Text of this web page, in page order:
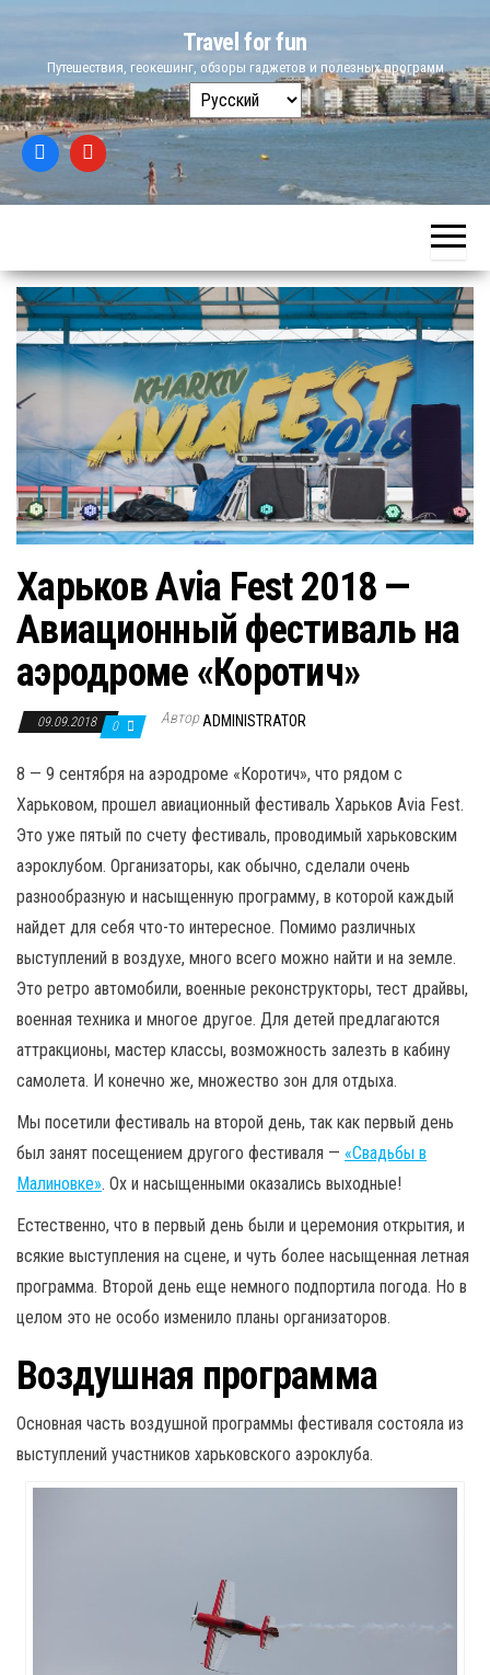
content
Travel for fun
Путешествия, геокешинг, обзоры гаджетов и полезных программ
Выбрать
язык
Харьков Avia Fest 2018 —
Авиационный фестиваль на
аэродроме «Коротич»
09.09.2018 0 АвторADMINISTRATOR
8 — 9 сентября на аэродроме «Коротич», что рядом с
Харьковом, прошел авиационный фестиваль Харьков Avia Fest.
Это уже пятый по счету фестиваль, проводимый харьковским
аэроклубом. Организаторы, как обычно, сделали очень
разнообразную и насыщенную программу, в которой каждый
найдет для себя что-то интересное. Помимо различных
выступлений в воздухе, много всего можно найти и на земле.
Это ретро автомобили, военные реконструкторы, тест драйвы,
военная техника и многое другое. Для детей предлагаются
аттракционы, мастер классы, возможность залезть в кабину
самолета. И конечно же, множество зон для отдыха.
Мы посетили фестиваль на второй день, так как первый день
был занят посещением другого фестиваля — «Свадьбы в
Малиновке». Ох и насыщенными оказались выходные!
Естественно, что в первый день были и церемония открытия, и
всякие выступления на сцене, и чуть более насыщенная летная
программа. Второй день еще немного подпортила погода. Но в
целом это не особо изменило планы организаторов.
Воздушная программа
Основная часть воздушной программы фестиваля состояла из
выступлений участников харьковского аэроклуба.